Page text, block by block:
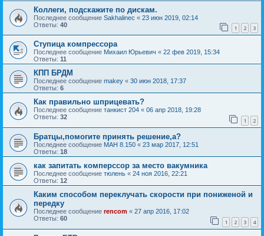
Коллеги, подскажите по дискам.
Последнее сообщение Sakhalinec « 23 июн 2019, 02:14
Ответы: 40 1 2 3
Ступица компрессора
Последнее сообщение Михаил Юрьевич « 22 фев 2019, 15:34
Ответы: 11
КПП БРДМ
Последнее сообщение makey « 30 июн 2018, 17:37
Ответы: 6
Как правильно шприцевать?
Последнее сообщение танкист 204 « 06 апр 2018, 19:28
Ответы: 32 1 2
Братцы,помогите принять решение,а?
Последнее сообщение МАН 8.150 « 23 мар 2017, 12:51
Ответы: 18
как запитать комперссор за место вакумника
Последнее сообщение тюлень « 24 ноя 2016, 22:21
Ответы: 12
Каким способом переклучать скорости при пониженой и
передку
Последнее сообщение rencom « 27 апр 2016, 17:02
Ответы: 60 1 2 3 4